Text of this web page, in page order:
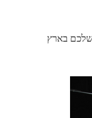
בארץ